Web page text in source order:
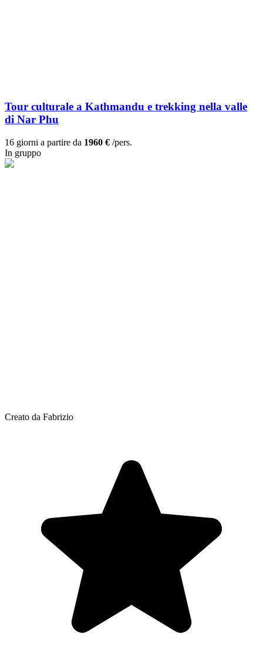
Tour culturale a Kathmandu e trekking nella valle
di Nar Phu
16 giorni a partire da 1960 € /pers.
In gruppo
Creato da Fabrizio